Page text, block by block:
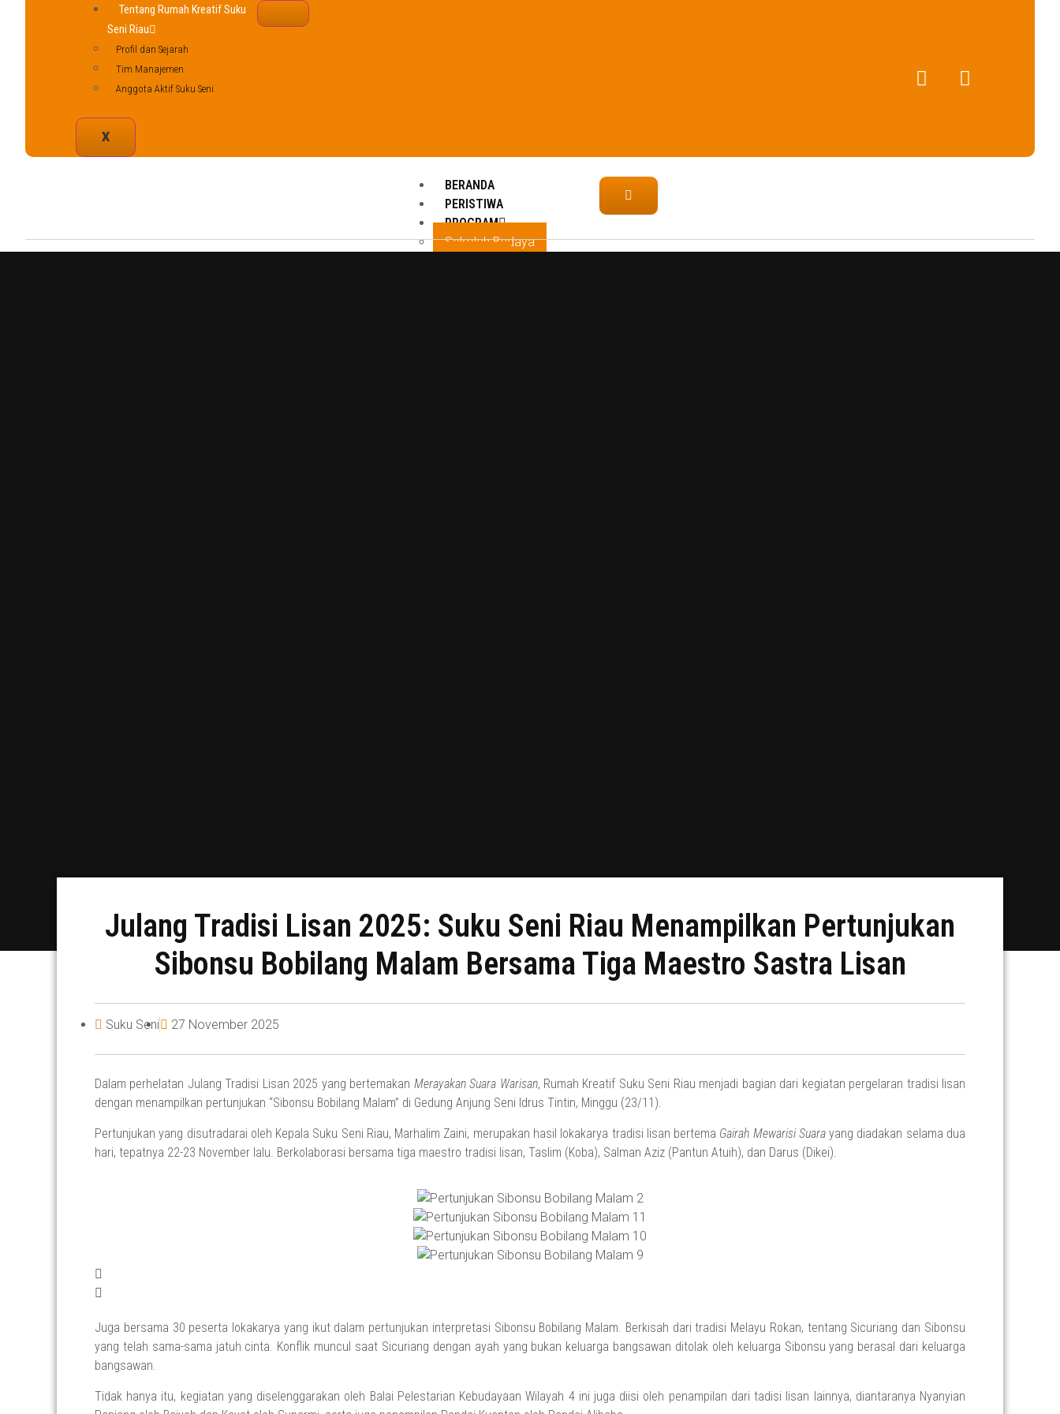
Tentang Rumah Kreatif Suku
Seni Riau
Profil dan Sejarah
Tim Manajemen
Anggota Aktif Suku Seni
X
BERANDA
PERISTIWA
PROGRAM
Sekolah Budaya
Julang Tradisi Lisan 2025: Suku Seni Riau Menampilkan Pertunjukan
Sibonsu Bobilang Malam Bersama Tiga Maestro Sastra Lisan
Suku Seni 27 November 2025
Dalam perhelatan Julang Tradisi Lisan 2025 yang bertemakan Merayakan Suara Warisan, Rumah Kreatif Suku Seni Riau menjadi bagian dari kegiatan pergelaran tradisi lisan
dengan menampilkan pertunjukan “Sibonsu Bobilang Malam” di Gedung Anjung Seni Idrus Tintin, Minggu (23/11).
Pertunjukan yang disutradarai oleh Kepala Suku Seni Riau, Marhalim Zaini, merupakan hasil lokakarya tradisi lisan bertema Gairah Mewarisi Suarayang diadakan selama dua
hari, tepatnya 22-23 November lalu. Berkolaborasi bersama tiga maestro tradisi lisan, Taslim (Koba), Salman Aziz (Pantun Atuih), dan Darus (Dikei).
Juga bersama 30 peserta lokakarya yang ikut dalam pertunjukan interpretasi Sibonsu Bobilang Malam. Berkisah dari tradisi Melayu Rokan, tentang Sicuriang dan Sibonsu
yang telah sama-sama jatuh cinta. Konflik muncul saat Sicuriang dengan ayah yang bukan keluarga bangsawan ditolak oleh keluarga Sibonsu yang berasal dari keluarga
bangsawan.
Tidak hanya itu, kegiatan yang diselenggarakan oleh Balai Pelestarian Kebudayaan Wilayah 4 ini juga diisi oleh penampilan dari tadisi lisan lainnya, diantaranya Nyanyian